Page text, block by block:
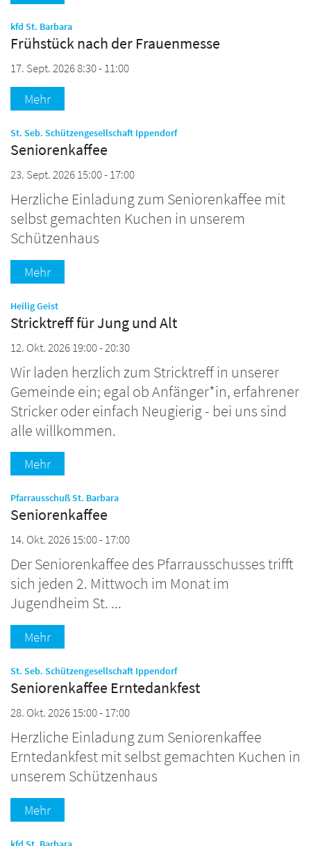
kfd St. Barbara:
Frühstück nach der Frauenmesse
17. Sept. 2026 8:30 - 11:00
Mehr
St. Seb. Schützengesellschaft Ippendorf:
Seniorenkaffee
23. Sept. 2026 15:00 - 17:00
Herzliche Einladung zum Seniorenkaffee mit
selbst gemachten Kuchen in unserem
Schützenhaus
Mehr
Heilig Geist:
Stricktreff für Jung und Alt
12. Okt. 2026 19:00 - 20:30
Wir laden herzlich zum Stricktreff in unserer
Gemeinde ein; egal ob Anfänger*in, erfahrener
Stricker oder einfach Neugierig - bei uns sind
alle willkommen.
Mehr
Pfarrausschuß St. Barbara:
Seniorenkaffee
14. Okt. 2026 15:00 - 17:00
Der Seniorenkaffee des Pfarrausschusses trifft
sich jeden 2. Mittwoch im Monat im
Jugendheim St. ...
Mehr
St. Seb. Schützengesellschaft Ippendorf:
Seniorenkaffee Erntedankfest
28. Okt. 2026 15:00 - 17:00
Herzliche Einladung zum Seniorenkaffee
Erntedankfest mit selbst gemachten Kuchen in
unserem Schützenhaus
Mehr
: